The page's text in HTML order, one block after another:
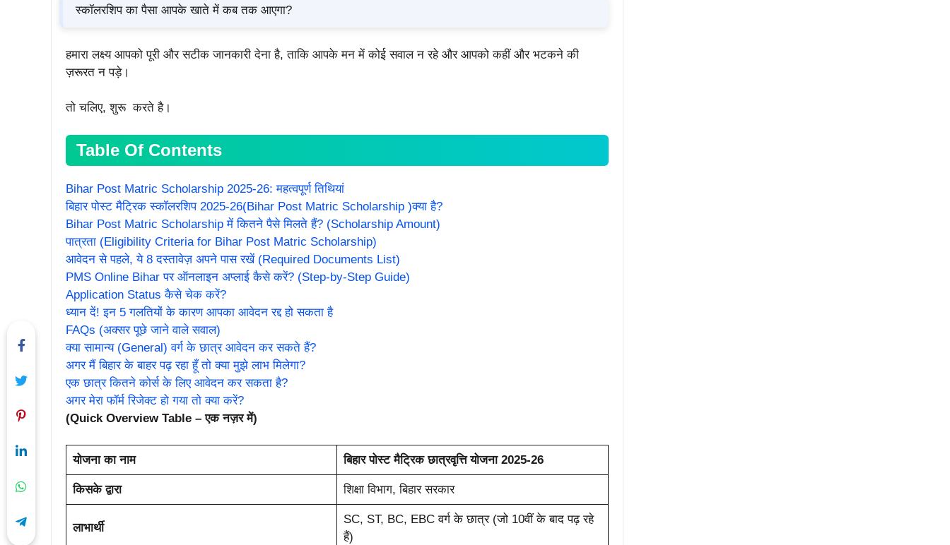
स्कॉलरशिप का पैसा आपके खाते में कब तक आएगा?
हमारा लक्ष्य आपको पूरी और सटीक जानकारी देना है, ताकि आपके मन में कोई सवाल न रहे और आपको कहीं और भटकने की
ज़रूरत न पड़े।
तो चलिए, शुरू करते है।
Table Of Contents
Bihar Post Matric Scholarship 2025-26: महत्वपूर्ण तिथियां
बिहार पोस्ट मैट्रिक स्कॉलरशिप 2025-26(Bihar Post Matric Scholarship )क्या है?
Bihar Post Matric Scholarship में कितने पैसे मिलते हैं? (Scholarship Amount)
पात्रता (Eligibility Criteria for Bihar Post Matric Scholarship)
आवेदन से पहले, ये 8 दस्तावेज़ अपने पास रखें (Required Documents List)
PMS Online Bihar पर ऑनलाइन अप्लाई कैसे करें? (Step-by-Step Guide)
Application Status कैसे चेक करें?
ध्यान दें! इन 5 गलतियों के कारण आपका आवेदन रद्द हो सकता है
FAQs (अक्सर पूछे जाने वाले सवाल)
क्या सामान्य (General) वर्ग के छात्र आवेदन कर सकते हैं?
अगर मैं बिहार के बाहर पढ़ रहा हूँ तो क्या मुझे लाभ मिलेगा?
एक छात्र कितने कोर्स के लिए आवेदन कर सकता है?
अगर मेरा फॉर्म रिजेक्ट हो गया तो क्या करें?
(Quick Overview Table – एक नज़र में)
योजना का नाम बिहार पोस्ट मैट्रिक छात्रवृत्ति योजना 2025-26
किसके द्वारा शिक्षा विभाग, बिहार सरकार
लाभार्थी
SC, ST, BC, EBC वर्ग के छात्र (जो 10वीं के बाद पढ़ रहे
हैं)